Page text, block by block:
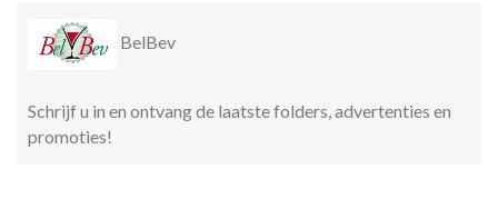
BelBev
Schrijf u in en ontvang de laatste folders, advertenties en
promoties!